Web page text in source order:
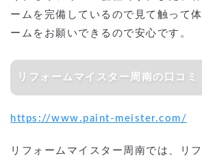
ームを完備しているので見て触って
ームをお願いできるので安心です。
リフォームマイスター周南の口コミ
https://www.paint-meister.com/
リフォームマイスター周南では、リ